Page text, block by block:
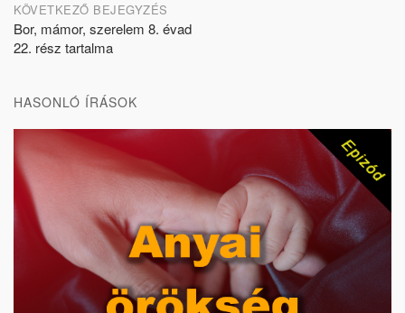
KÖVETKEZŐ BEJEGYZÉS
Bor, mámor, szerelem 8. évad
22. rész tartalma
HASONLÓ ÍRÁSOK